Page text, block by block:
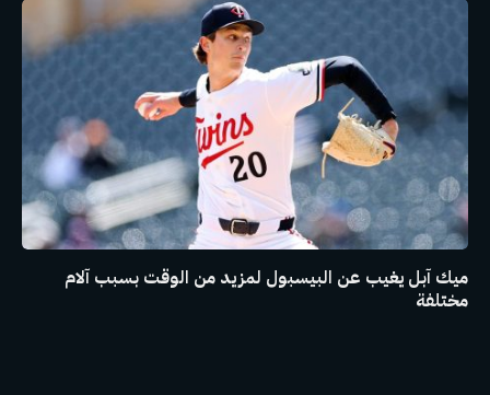
ميك آبل يغيب عن البيسبول لمزيد من الوقت بسبب آلام
مختلفة